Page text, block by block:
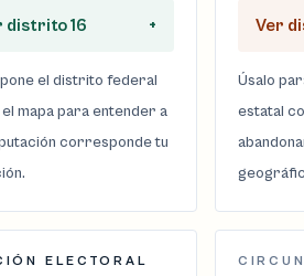
distrito 16 +
el distrito federal
mapa para entender a
corresponde tu
Ver
Úsalo
estatal
ELECTORAL